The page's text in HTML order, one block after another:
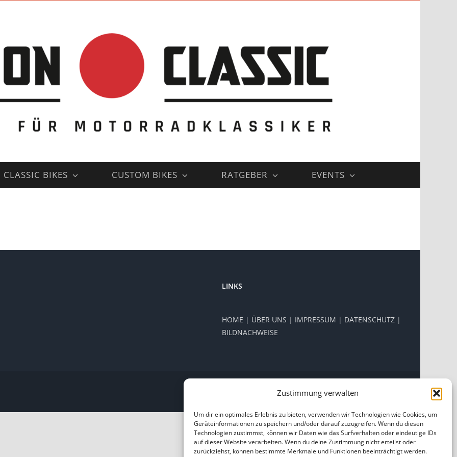
Zustimmung verwalten
Um dir ein optimales Erlebnis zu bieten, verwenden wir Technologien wie Cookies, um
Geräteinformationen zu speichern und/oder darauf zuzugreifen. Wenn du diesen
Technologien zustimmst, können wir Daten wie das Surfverhalten oder eindeutige IDs
auf dieser Website verarbeiten. Wenn du deine Zustimmung nicht erteilst oder
zurückziehst, können bestimmte Merkmale und Funktionen beeinträchtigt werden.
CLASSIC BIKES CUSTOM BIKES RATGEBER EVENTS
LINKS
HOME | ÜBER UNS | IMPRESSUM | DATENSCHUTZ |
BILDNACHWEISE
Instagram